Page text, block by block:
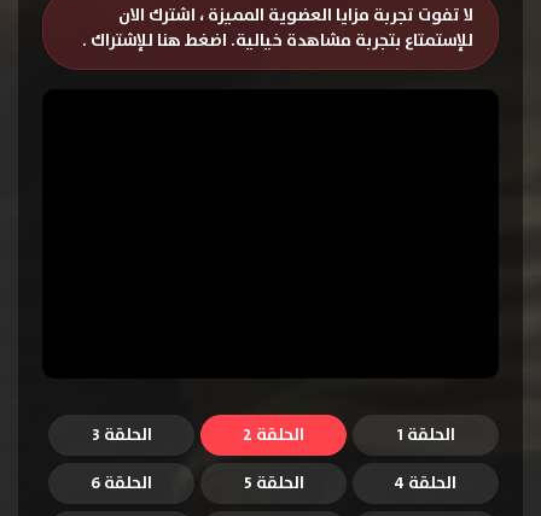
لا تفوت تجربة مزايا العضوية المميزة ، اشترك الان
للإستمتاع بتجربة مشاهدة خيالية. اضغط هنا للإشتراك .
الحلقة 1 الحلقة 2
الحلقة 3
الحلقة 4
الحلقة 5 الحلقة 6